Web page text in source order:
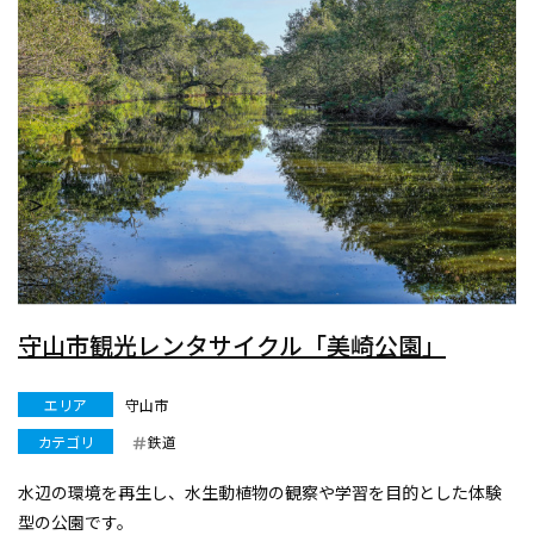
守山市観光レンタサイクル「美崎公園」
エリア
守山市
カテゴリ
鉄道
水辺の環境を再生し、水生動植物の観察や学習を目的とした体験
型の公園です。